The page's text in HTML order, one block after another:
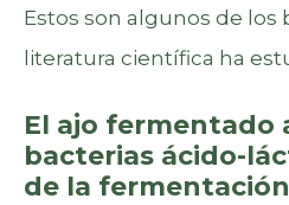
Estos son algunos de los
literatura científica ha
El ajo fermentado
bacterias ácido-
de la fermentación